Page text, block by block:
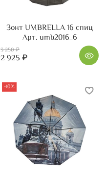
Зонт UMBRELLA 16 спиц
Арт. umb2016_6
3 250 ₽
2 925 ₽
-10%